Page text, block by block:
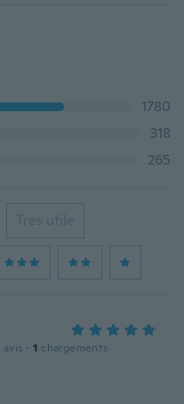
1780
318
265
Très utile
avis · 1 chargements